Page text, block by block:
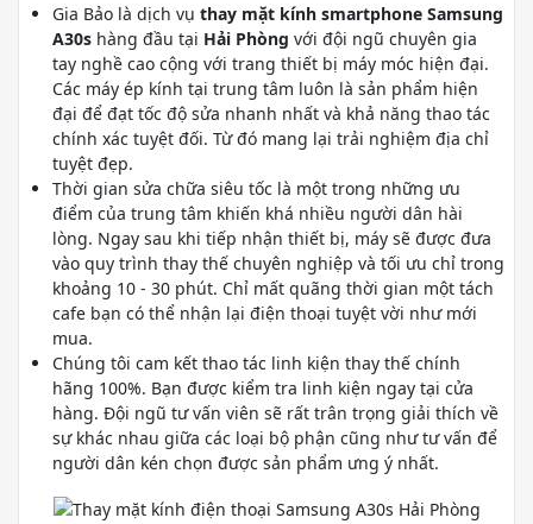
Gia Bảo là dịch vụ thay mặt kính smartphone Samsung
A30s hàng đầu tại Hải Phòng với đội ngũ chuyên gia
tay nghề cao cộng với trang thiết bị máy móc hiện đại.
Các máy ép kính tại trung tâm luôn là sản phẩm hiện
đại để đạt tốc độ sửa nhanh nhất và khả năng thao tác
chính xác tuyệt đối. Từ đó mang lại trải nghiệm địa chỉ
tuyệt đẹp.
Thời gian sửa chữa siêu tốc là một trong những ưu
điểm của trung tâm khiến khá nhiều người dân hài
lòng. Ngay sau khi tiếp nhận thiết bị, máy sẽ được đưa
vào quy trình thay thế chuyên nghiệp và tối ưu chỉ trong
khoảng 10 - 30 phút. Chỉ mất quãng thời gian một tách
cafe bạn có thể nhận lại điện thoại tuyệt vời như mới
mua.
Chúng tôi cam kết thao tác linh kiện thay thế chính
hãng 100%. Bạn được kiểm tra linh kiện ngay tại cửa
hàng. Đội ngũ tư vấn viên sẽ rất trân trọng giải thích về
sự khác nhau giữa các loại bộ phận cũng như tư vấn để
người dân kén chọn được sản phẩm ưng ý nhất.